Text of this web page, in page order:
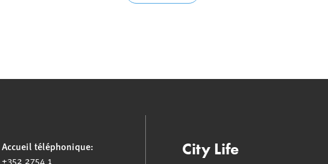
Accueil téléphonique:
+352 2754 1
City Life